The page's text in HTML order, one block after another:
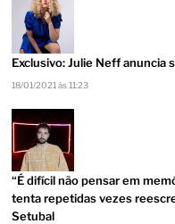
Exclusivo: Julie Neff anuncia
18/01/2021 às 11:23
“É difícil não pensar em
tenta repetidas vezes
Setubal